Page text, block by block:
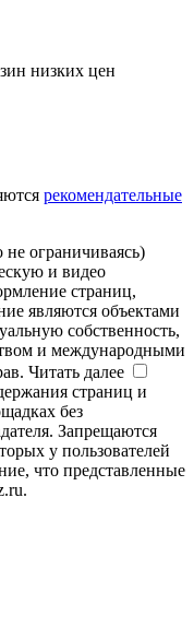
низких цен
рекомендательные
ограничиваясь)
и видео
страниц,
являются объектами
собственность,
и международными
Читать далее
страниц и
без
Запрещаются
у пользователей
что представленные